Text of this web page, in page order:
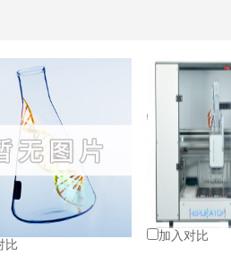
比
加入对比